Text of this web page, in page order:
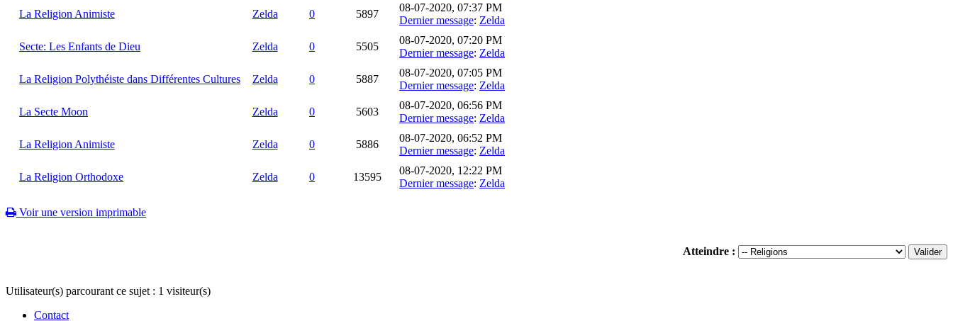
La Religion Animiste Zelda 0 5897
08-07-2020, 07:37 PM
Dernier message: Zelda
Secte: Les Enfants de Dieu Zelda 0 5505
08-07-2020, 07:20 PM
Dernier message: Zelda
La Religion Polythéiste dans Différentes Cultures Zelda 0 5887
08-07-2020, 07:05 PM
Dernier message: Zelda
La Secte Moon Zelda 0 5603
08-07-2020, 06:56 PM
Dernier message: Zelda
La Religion Animiste Zelda 0 5886
08-07-2020, 06:52 PM
Dernier message: Zelda
La Religion Orthodoxe Zelda 0 13595
08-07-2020, 12:22 PM
Dernier message: Zelda
Voir une version imprimable
Atteindre :
Utilisateur(s) parcourant ce sujet : 1 visiteur(s)
Contact